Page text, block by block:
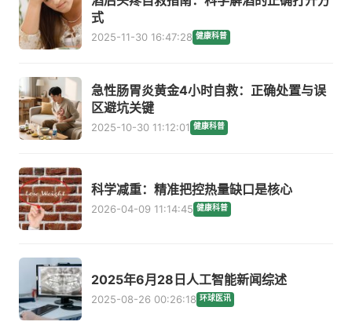
式
2025-11-30 16:47:28 健康科普
急性肠胃炎黄金4小时自救：正确处置与误
区避坑关键
2025-10-30 11:12:01 健康科普
科学减重：精准把控热量缺口是核心
2026-04-09 11:14:45 健康科普
2025年6月28日人工智能新闻综述
2025-08-26 00:26:18 环球医讯